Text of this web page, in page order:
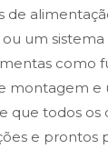
de
um
como
montagem e
que todos
e prontos